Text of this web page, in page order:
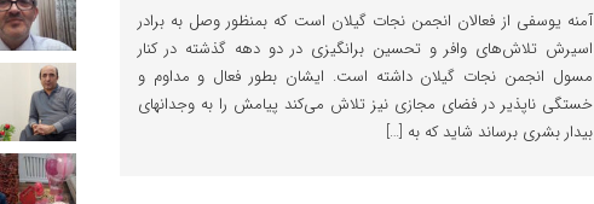
آمنه یوسفی از فعالان انجمن نجات گیلان است که بمنظور وصل به برادر
اسیرش تلاش‌های وافر و تحسین برانگیزی در دو دهه گذشته در کنار
مسول انجمن نجات گیلان داشته است. ایشان بطور فعال و مداوم و
خستگی ناپذیر در فضای مجازی نیز تلاش می‌کند پیامش را به وجدانهای
بیدار بشری برساند شاید که به […]